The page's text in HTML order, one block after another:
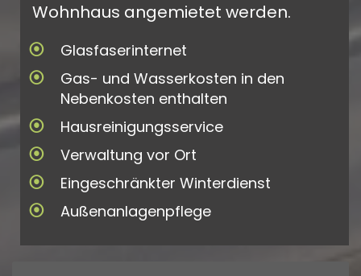
Wohnhaus angemietet werden.
Glasfaserinternet
Gas- und Wasserkosten in den
Nebenkosten enthalten
Hausreinigungsservice
Verwaltung vor Ort
Eingeschränkter Winterdienst
Außenanlagenpflege